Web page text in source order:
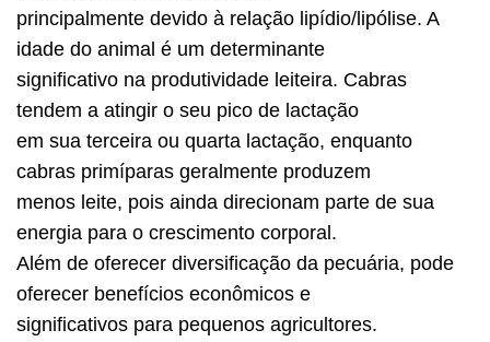
principalmente devido à relação lipídio/lipólise. A
idade do animal é um determinante
significativo na produtividade leiteira. Cabras
tendem a atingir o seu pico de lactação
em sua terceira ou quarta lactação, enquanto
cabras primíparas geralmente produzem
menos leite, pois ainda direcionam parte de sua
energia para o crescimento corporal.
Além de oferecer diversificação da pecuária, pode
oferecer benefícios econômicos e
significativos para pequenos agricultores.